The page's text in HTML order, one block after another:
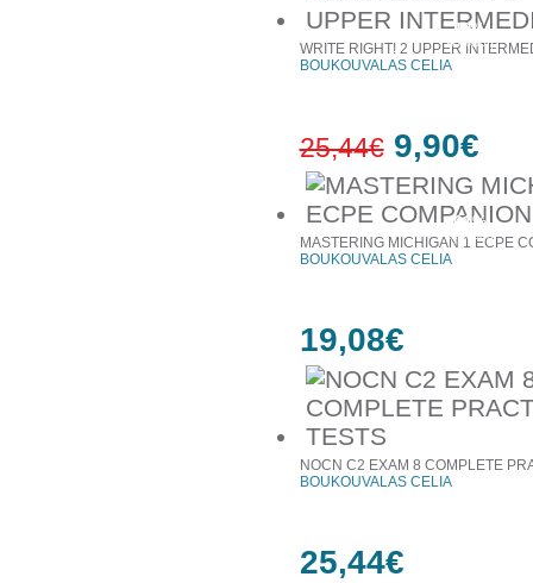
10%
έκπτωση
61%
έκπτωση
WRITE RIGHT! 2 UPPER
BOUKOUVALAS CELIA
25,44€ 9,90€
MASTERING MICHIGAN 1 ECPE
BOUKOUVALAS CELIA
19,08€
NOCN C2 EXAM 8 COMPLETE
BOUKOUVALAS CELIA
25,44€